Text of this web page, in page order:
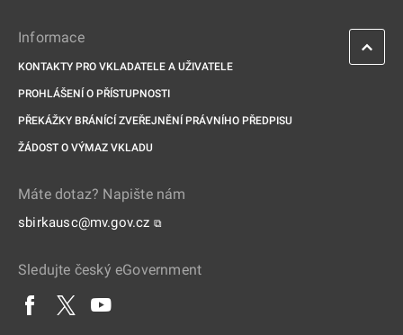
Informace
KONTAKTY PRO VKLADATELE A UŽIVATELE
PROHLÁŠENÍ O PŘÍSTUPNOSTI
PŘEKÁŽKY BRÁNÍCÍ ZVEŘEJNĚNÍ PRÁVNÍHO PŘEDPISU
ŽÁDOST O VÝMAZ VKLADU
Máte dotaz? Napište nám
sbirkausc@mv.gov.cz ⧉
Sledujte český eGovernment